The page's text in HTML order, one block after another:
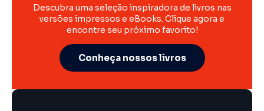
Descubra uma seleção inspiradora de livros nas
versões impressos e eBooks. Clique agora e
encontre seu próximo favorito!
Conheça nossos livros